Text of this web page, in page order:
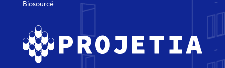
Biosourcé